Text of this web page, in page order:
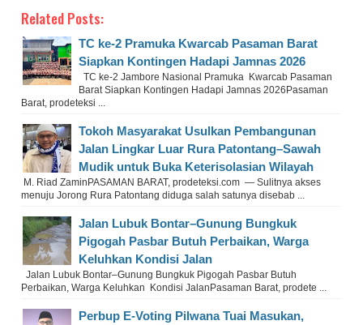
Related Posts:
TC ke-2 Pramuka Kwarcab Pasaman Barat
Siapkan Kontingen Hadapi Jamnas 2026
TC ke-2 Jambore Nasional Pramuka Kwarcab Pasaman
Barat Siapkan Kontingen Hadapi Jamnas 2026Pasaman
Barat, prodeteksi ...
Tokoh Masyarakat Usulkan Pembangunan
Jalan Lingkar Luar Rura Patontang–Sawah
Mudik untuk Buka Keterisolasian Wilayah
M. Riad ZaminPASAMAN BARAT, prodeteksi.com — Sulitnya akses
menuju Jorong Rura Patontang diduga salah satunya disebab ...
Jalan Lubuk Bontar–Gunung Bungkuk
Pigogah Pasbar Butuh Perbaikan, Warga
Keluhkan Kondisi Jalan
Jalan Lubuk Bontar–Gunung Bungkuk Pigogah Pasbar Butuh
Perbaikan, Warga Keluhkan Kondisi JalanPasaman Barat, prodete ...
Perbup E-Voting Pilwana Tuai Masukan,